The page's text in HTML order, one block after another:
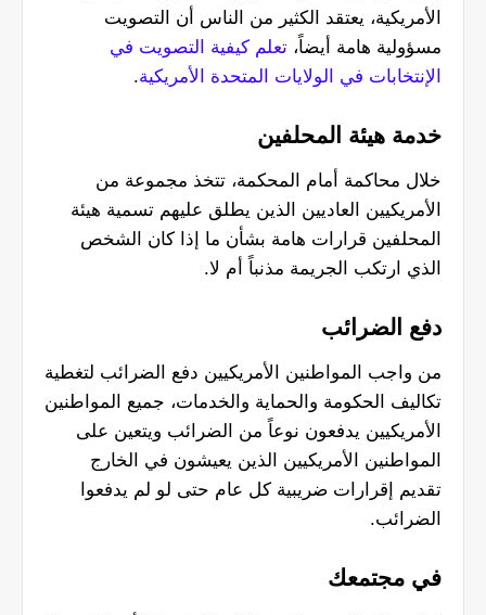
الأمريكية، يعتقد الكثير من الناس أن التصويت
مسؤولية هامة أيضاً، تعلم كيفية التصويت في
الإنتخابات في الولايات المتحدة الأمريكية.
خدمة هيئة المحلفين
خلال محاكمة أمام المحكمة، تتخذ مجموعة من
الأمريكيين العاديين الذين يطلق عليهم تسمية هيئة
المحلفين قرارات هامة بشأن ما إذا كان الشخص
الذي ارتكب الجريمة مذنباً أم لا.
دفع الضرائب
من واجب المواطنين الأمريكيين دفع الضرائب لتغطية
تكاليف الحكومة والحماية والخدمات، جميع المواطنين
الأمريكيين يدفعون نوعاً من الضرائب ويتعين على
المواطنين الأمريكيين الذين يعيشون في الخارج
تقديم إقرارات ضريبية كل عام حتى لو لم يدفعوا
الضرائب.
في مجتمعك